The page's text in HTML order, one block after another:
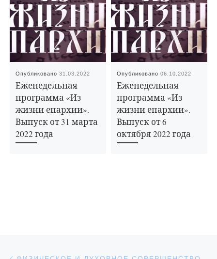
Опубликовано31.03.2022
Еженедельная
программа «Из
жизни епархии».
Выпуск от 31 марта
2022 года
Опубликовано06.10.2022
Еженедельная
программа «Из
жизни епархии».
Выпуск от 6
октября 2022 года
Навигация по записям